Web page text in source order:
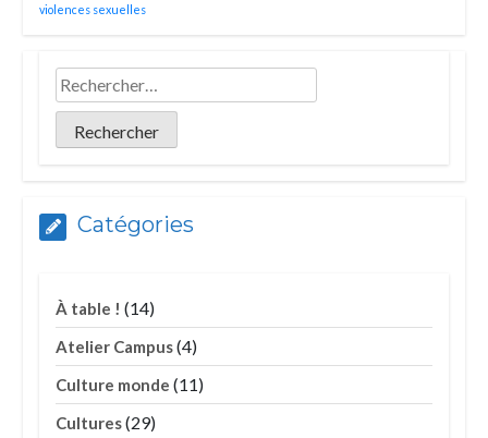
violences sexuelles
Catégories
À table ! (14)
Atelier Campus(4)
Culture monde (11)
Cultures(29)